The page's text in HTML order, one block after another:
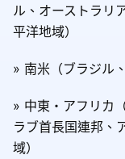
ル、オーストラリ
平洋地域）
» 南米（ブラジル
» 中東・アフリカ
ラブ首長国連邦、
域）